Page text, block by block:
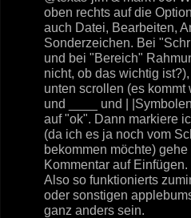
oben rechts auf die
auch Datei, Bearbeiten,
Sonderzeichen. Bei
und bei "Bereich"
nicht, ob das wichtig
unten scrollen (es
und ____ und |
auf "ok". Dann markiere
(da ich es ja noch vom
bekommen möchte)
Kommentar auf Einfügen.
Also so funktionierts
oder sonstigen
ganz anders sein.